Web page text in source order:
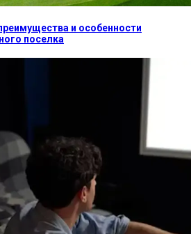
и особенности
поселка